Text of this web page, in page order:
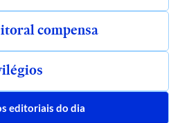
compensa
editoriais do dia